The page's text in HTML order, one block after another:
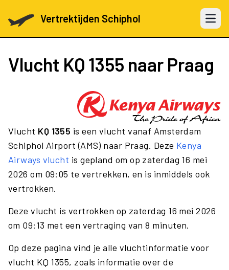
Vertrektijden Schiphol Open
Vlucht KQ 1355 naar Praag
Vlucht KQ 1355 is een vlucht vanaf Amsterdam
Schiphol Airport (AMS) naar Praag. Deze Kenya
Airways vlucht is gepland om op zaterdag 16 mei
2026 om 09:05 te vertrekken, en is inmiddels ook
vertrokken.
Deze vlucht is vertrokken op zaterdag 16 mei 2026
om 09:13 met een vertraging van 8 minuten.
Op deze pagina vind je alle vluchtinformatie voor
vlucht KQ 1355, zoals informatie over de